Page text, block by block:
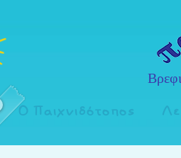
Ο Παιχνιδότοπος